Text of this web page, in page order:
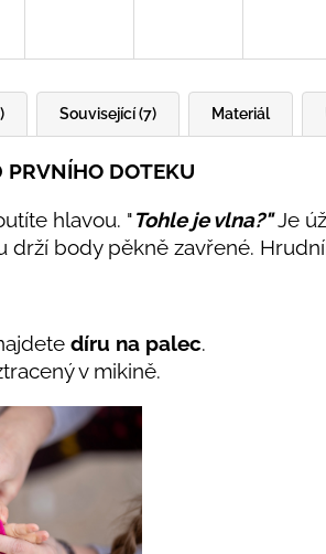
Související (7) Materiál
PRVNÍHO DOTEKU
hlavou. "Tohle je vlna?" Je
drží body pěkně zavřené.
díru na palec.
v mikině.